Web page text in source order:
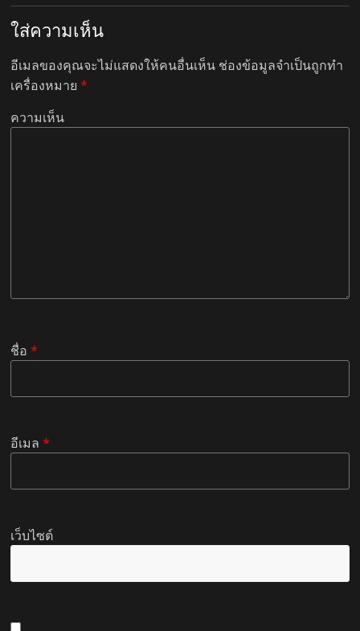
ใส่ความเห็น
อีเมลของคุณจะไม่แสดงให้คนอื่นเห็น ช่องข้อมูลจำเป็นถูกทำ
เครื่องหมาย*
ความเห็น
ชื่อ*
อีเมล*
เว็บไซต์